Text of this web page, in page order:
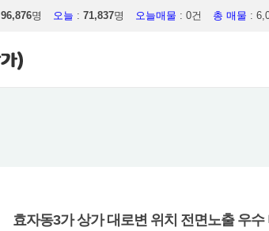
96,876명 오늘 : 71,837명 오늘매물 : 0건 총 매물 :
효자동3가 상가 대로변 위치 전면노출 우